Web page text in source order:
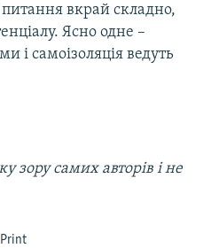
питання вкрай складно,
Ясно одне –
і самоізоляція ведуть
зору самих авторів і не
Print